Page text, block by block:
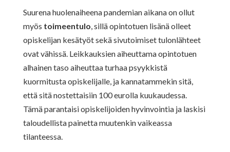
Suurena huolenaiheena pandemian aikana on ollut
myös toimeentulo, sillä opintotuen lisänä olleet
opiskelijan kesätyöt sekä sivutoimiset tulonlähteet
ovat vähissä. Leikkauksien aiheuttama opintotuen
alhainen taso aiheuttaa turhaa psyykkistä
kuormitusta opiskelijalle, ja kannatammekin sitä,
että sitä nostettaisiin 100 eurolla kuukaudessa.
Tämä parantaisi opiskelijoiden hyvinvointia ja laskisi
taloudellista painetta muutenkin vaikeassa
tilanteessa.